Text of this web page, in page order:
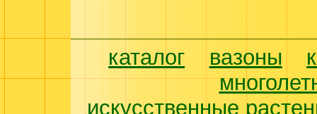
каталог вазоны
искусственные